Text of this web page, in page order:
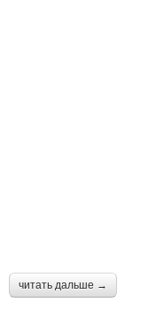
читать дальше →